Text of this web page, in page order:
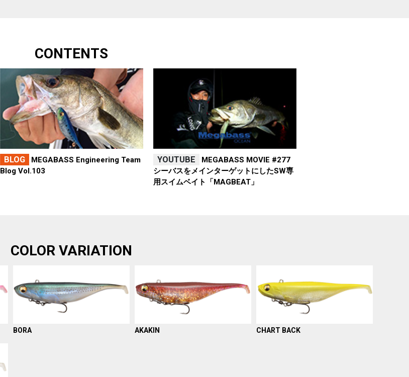
CONTENTS
BLOG
MEGABASS Engineering Team
Blog Vol.103
YOUTUBE
MEGABASS MOVIE #277
シーバスをメインターゲットにしたSW専
用スイムベイト「MAGBEAT」
COLOR VARIATION
BORA AKAKIN CHART BACK